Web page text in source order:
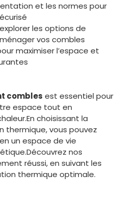
et les normes pour
les options de
vos combles
maximiser l’espace et
combles est essentiel pour
espace tout en
choisissant la
thermique, vous pouvez
un espace de vie
nos
réussi, en suivant les
thermique optimale.